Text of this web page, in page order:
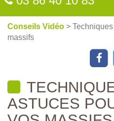
Conseils Vidéo >
massifs
ASTUCES